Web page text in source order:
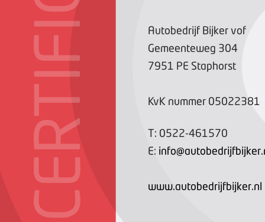
Autobedrijf Bijker vof
Gemeenteweg 304
7951 PE Staphorst
KvK nummer 05022381
T: 0522-461570
E:
www.autobedrijfbijker.nl